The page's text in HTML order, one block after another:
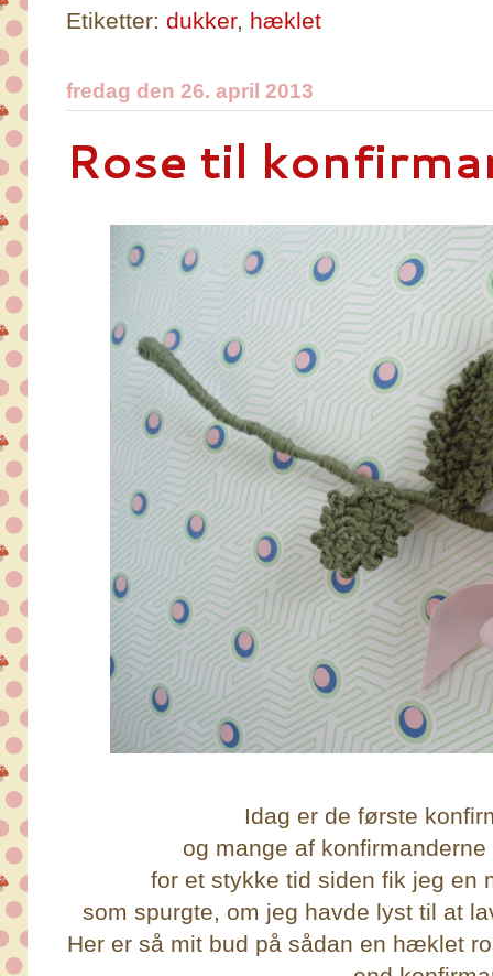
Etiketter: dukker, hæklet
fredag den 26. april 2013
Rose til
Idag er de første
og mange af
for et stykke tid siden fik jeg
som spurgte, om jeg havde lyst til at
Her er så mit bud på sådan en hæklet